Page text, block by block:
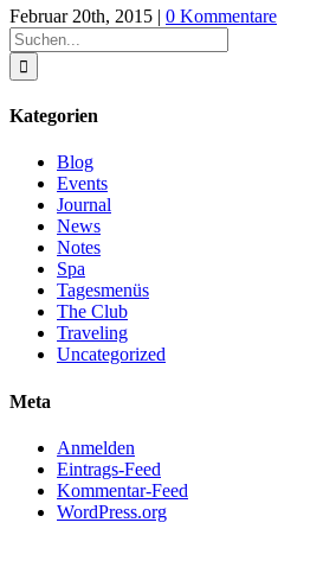
Februar 20th, 2015 | 0 Kommentare
Suche
nach:
Kategorien
Blog
Events
Journal
News
Notes
Spa
Tagesmenüs
The Club
Traveling
Uncategorized
Meta
Anmelden
Eintrags-Feed
Kommentar-Feed
WordPress.org